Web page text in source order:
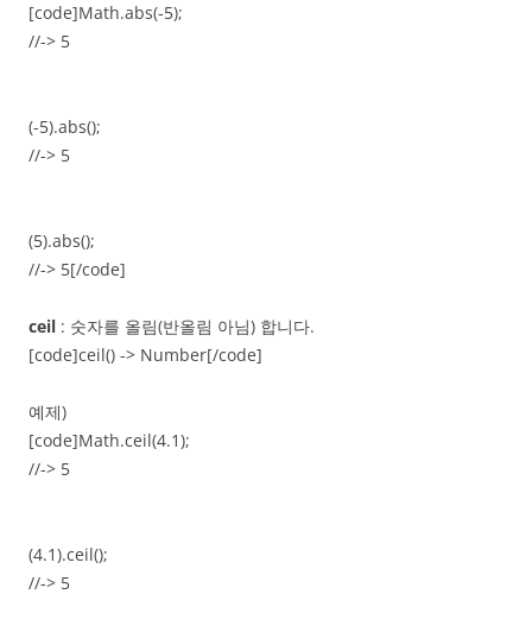
[code]Math.abs(-5);
//-> 5
(-5).abs();
//-> 5
(5).abs();
//-> 5[/code]
ceil : 숫자를 올림(반올림 아님) 합니다.
[code]ceil() -> Number[/code]
예제)
[code]Math.ceil(4.1);
//-> 5
(4.1).ceil();
//-> 5